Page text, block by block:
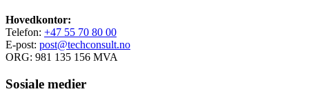
Hovedkontor:
Telefon: +47 55 70 80 00
E-post: post@techconsult.no
ORG: 981 135 156 MVA
Sosiale medier